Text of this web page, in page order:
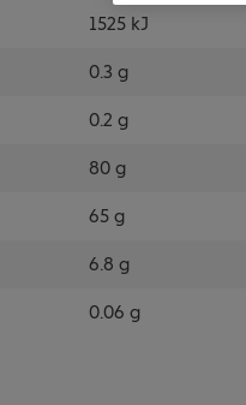
1525 kJ
0.3 g
0.2 g
80 g
65 g
6.8 g
0.06 g